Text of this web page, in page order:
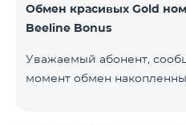
Обмен красивых Gold
Beeline Bonus
Уважаемый абонент,
момент обмен